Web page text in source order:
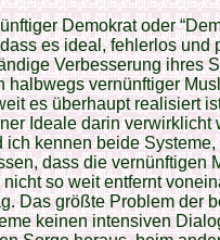
Demokrat oder
es ideal, fehlerlos und
Verbesserung ihres
halbwegs vernünftiger
es überhaupt realisiert
Ideale darin verwirklicht
ich kennen beide
dass die vernünftigen
so weit entfernt
Das größte Problem der
keinen intensiven